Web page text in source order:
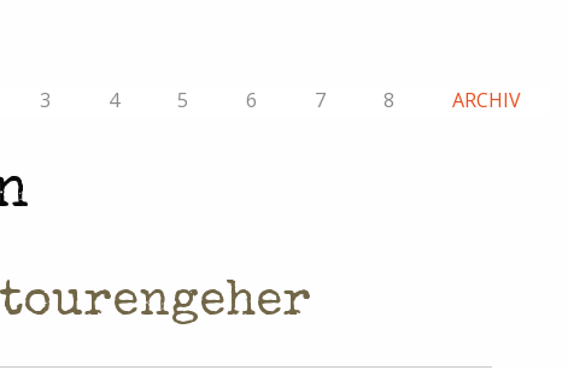
3 4 5 6 7 8 ARCHIV